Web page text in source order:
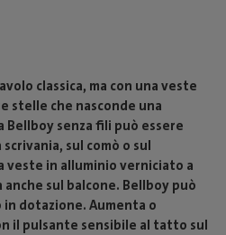
classica, ma con una veste
stelle che nasconde una
Bellboy senza fili può essere
sul comò o sul
veste in alluminio verniciato a
sul balcone. Bellboy può
in dotazione. Aumenta o
il pulsante sensibile al tatto sul